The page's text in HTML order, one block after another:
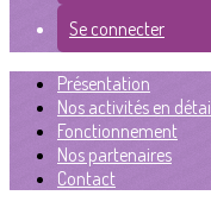
Se connecter
Présentation
Nos activités en détail
Fonctionnement
Nos partenaires
Contact